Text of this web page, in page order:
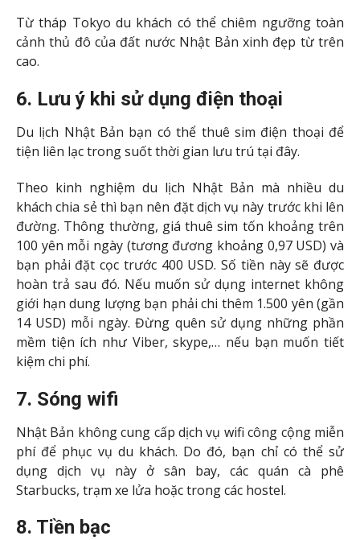
Từ tháp Tokyo du khách có thể chiêm ngưỡng toàn
cảnh thủ đô của đất nước Nhật Bản xinh đẹp từ trên
cao.
6. Lưu ý khi sử dụng điện thoại
Du lịch Nhật Bản bạn có thể thuê sim điện thoại để
tiện liên lạc trong suốt thời gian lưu trú tại đây.
Theo kinh nghiệm du lịch Nhật Bản mà nhiều du
khách chia sẻ thì bạn nên đặt dịch vụ này trước khi lên
đường. Thông thường, giá thuê sim tốn khoảng trên
100 yên mỗi ngày (tương đương khoảng 0,97 USD) và
bạn phải đặt cọc trước 400 USD. Số tiền này sẽ được
hoàn trả sau đó. Nếu muốn sử dụng internet không
giới hạn dung lượng bạn phải chi thêm 1.500 yên (gần
14 USD) mỗi ngày. Đừng quên sử dụng những phần
mềm tiện ích như Viber, skype,… nếu bạn muốn tiết
kiệm chi phí.
7. Sóng wifi
Nhật Bản không cung cấp dịch vụ wifi công cộng miễn
phí để phục vụ du khách. Do đó, bạn chỉ có thể sử
dụng dịch vụ này ở sân bay, các quán cà phê
Starbucks, trạm xe lửa hoặc trong các hostel.
8. Tiền bạc